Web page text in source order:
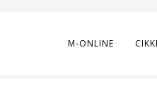
M-ONLINE